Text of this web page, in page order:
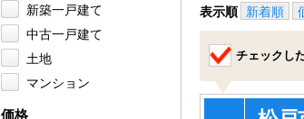
表示順 新着順
チェックし
新築一戸建て
中古一戸建て
土地
マンション
価格